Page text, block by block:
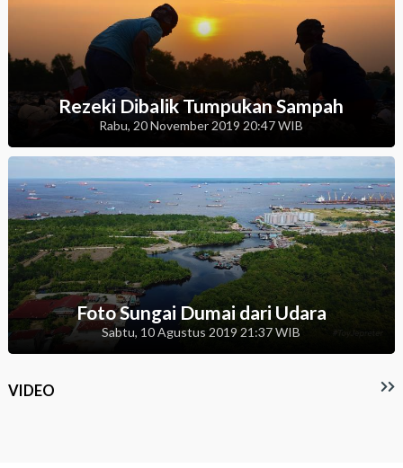
Rezeki Dibalik Tumpukan Sampah
Rabu, 20 November 2019 20:47 WIB
Foto Sungai Dumai dari Udara
Sabtu, 10 Agustus 2019 21:37 WIB
VIDEO